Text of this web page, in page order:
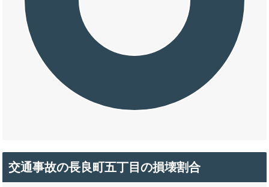
交通事故の長良町五丁目の損壊割合